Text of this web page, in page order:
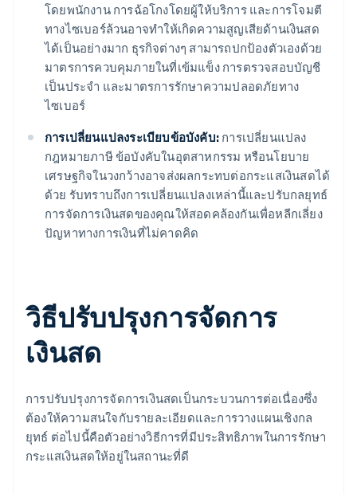
โดยพนักงาน การฉ้อโกงโดยผู้ให้บริการ และการโจมตี
ทางไซเบอร์ล้วนอาจทําให้เกิดความสูญเสียด้านเงินสด
ได้เป็นอย่างมาก ธุรกิจต่างๆ สามารถปกป้องตัวเองด้วย
มาตรการควบคุมภายในที่เข้มแข็ง การตรวจสอบบัญชี
เป็นประจํา และมาตรการรักษาความปลอดภัยทาง
ไซเบอร์
การเปลี่ยนแปลงระเบียบข้อบังคับ: การเปลี่ยนแปลง
กฎหมายภาษี ข้อบังคับในอุตสาหกรรม หรือนโยบาย
เศรษฐกิจในวงกว้างอาจส่งผลกระทบต่อกระแสเงินสดได้
ด้วย รับทราบถึงการเปลี่ยนแปลงเหล่านี้และปรับกลยุทธ์
การจัดการเงินสดของคุณให้สอดคล้องกันเพื่อหลีกเลี่ยง
ปัญหาทางการเงินที่ไม่คาดคิด
วิธีปรับปรุงการจัดการ
เงินสด
การปรับปรุงการจัดการเงินสดเป็นกระบวนการต่อเนื่องซึ่ง
ต้องให้ความสนใจกับรายละเอียดและการวางแผนเชิงกล
ยุทธ์ ต่อไปนี้คือตัวอย่างวิธีการที่มีประสิทธิภาพในการรักษา
กระแสเงินสดให้อยู่ในสถานะที่ดี